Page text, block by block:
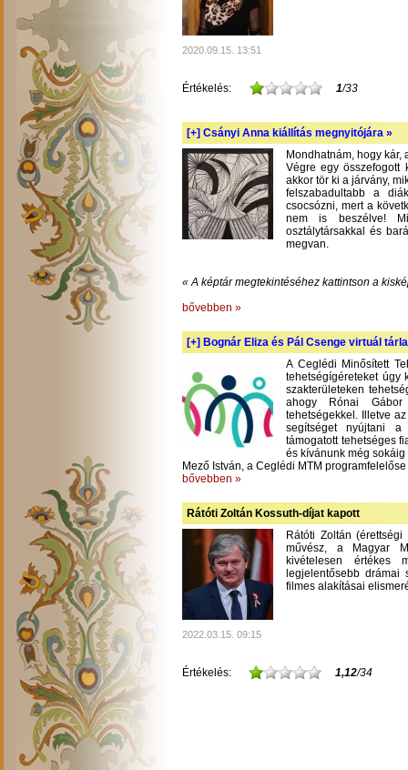
2020.09.15. 13:51
Értékelés: 1/33
[+] Csányi Anna kiállítás megnyitójára »
Mondhatnám, hogy kár,
Végre egy összefogott
akkor tör ki a járvány,
felszabadultabb a
csocsózni, mert a
nem is beszélve!
osztálytársakkal és
megvan.
« A képtár megtekintéséhez kattintson a
bővebben »
[+] Bognár Eliza és Pál Csenge virtuál
A Ceglédi Minősített
tehetségígéreteket úgy
szakterületeken
ahogy Rónai Gábor
tehetségekkel. Illetve
segítséget nyújtani a
támogatott tehetséges
és kívánunk még
Mező István, a Ceglédi MTM programfelelőse
bővebben »
Rátóti Zoltán Kossuth-díjat kapott
Rátóti Zoltán
művész, a Magyar
kivételesen értékes
legjelentősebb drámai
filmes alakításai
2022.03.15. 09:15
Értékelés: 1,12/34